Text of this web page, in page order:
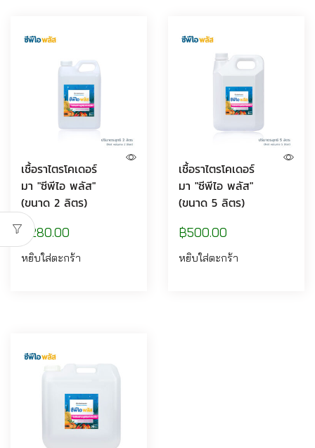
เชื้อราไตรโคเดอร์
มา "ซีพีไอ พลัส"
(ขนาด 2 ลิตร)
280.00
หยิบใส่ตะกร้า
เชื้อราไตรโคเดอร์
มา "ซีพีไอ พลัส"
(ขนาด 5 ลิตร)
฿500.00
หยิบใส่ตะกร้า